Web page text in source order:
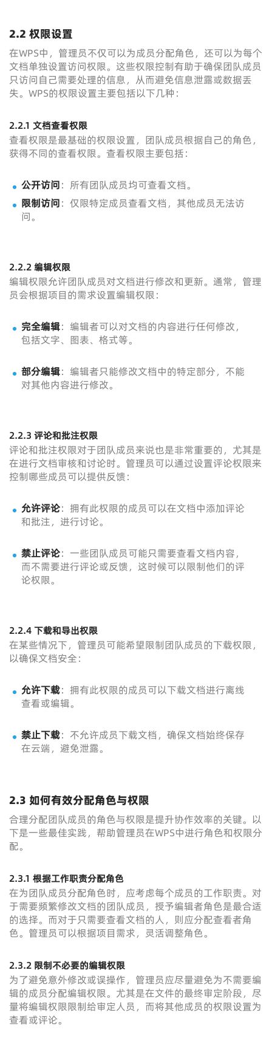
2.2 权限设置
在WPS中，管理员不仅可以为成员分配角色，还可以为每个
文档单独设置访问权限。这些权限控制有助于确保团队成员
只访问自己需要处理的信息，从而避免信息泄露或数据丢
失。WPS的权限设置主要包括以下几种：
2.2.1 文档查看权限
查看权限是最基础的权限设置，团队成员根据自己的角色，
获得不同的查看权限。查看权限主要包括：
公开访问：所有团队成员均可查看文档。
限制访问：仅限特定成员查看文档，其他成员无法访
问。
2.2.2 编辑权限
编辑权限允许团队成员对文档进行修改和更新。通常，管理
员会根据项目的需求设置编辑权限：
完全编辑：编辑者可以对文档的内容进行任何修改，
包括文字、图表、格式等。
部分编辑：编辑者只能修改文档中的特定部分，不能
对其他内容进行修改。
2.2.3 评论和批注权限
评论和批注权限对于团队成员来说也是非常重要的，尤其是
在进行文档审核和讨论时。管理员可以通过设置评论权限来
控制哪些成员可以提供反馈：
允许评论：拥有此权限的成员可以在文档中添加评论
和批注，进行讨论。
禁止评论：一些团队成员可能只需要查看文档内容，
而不需要进行评论或反馈，这时候可以限制他们的评
论权限。
2.2.4 下载和导出权限
在某些情况下，管理员可能希望限制团队成员的下载权限，
以确保文档安全：
允许下载：拥有此权限的成员可以下载文档进行离线
查看或编辑。
禁止下载：不允许成员下载文档，确保文档始终保存
在云端，避免泄露。
2.3 如何有效分配角色与权限
合理分配团队成员的角色与权限是提升协作效率的关键。以
下是一些最佳实践，帮助管理员在WPS中进行角色和权限分
配。
2.3.1 根据工作职责分配角色
在为团队成员分配角色时，应考虑每个成员的工作职责。对
于需要频繁修改文档的团队成员，授予编辑者角色是最合适
的选择。而对于只需要查看文档的人，则应分配查看者角
色。管理员可以根据项目需求，灵活调整角色。
2.3.2 限制不必要的编辑权限
为了避免意外修改或误操作，管理员应尽量避免为不需要编
辑的成员分配编辑权限。尤其是在文件的最终审定阶段，尽
量将编辑权限限制给审定人员，而将其他成员的权限设置为
查看或评论。